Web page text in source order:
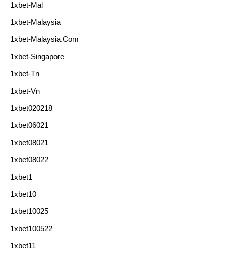
1xbet-Mal
1xbet-Malaysia
1xbet-Malaysia.com
1xbet-Singapore
1xbet-Tn
1xbet-Vn
1xbet020218
1xbet06021
1xbet08021
1xbet08022
1xbet1
1xbet10
1xbet10025
1xbet100522
1xbet11